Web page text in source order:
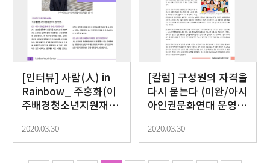
[인터뷰] 사람(人) in
Rainbow_ 주홍화(이
주배경청소년지원재단
2020.03.30
[칼럼] 구성원의 자격을
다시 묻는다 (이완/아시
아인권문화연대 운영위
2020.03.30